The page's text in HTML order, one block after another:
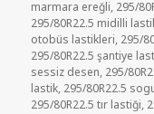
marmara ereğli, 295/
295/80R22.5 midilli
otobüs lastikleri, 295/
295/80R22.5 şantiye
sessiz desen, 295/
lastik, 295/80R22.5
295/80R22.5 tır lastiği,